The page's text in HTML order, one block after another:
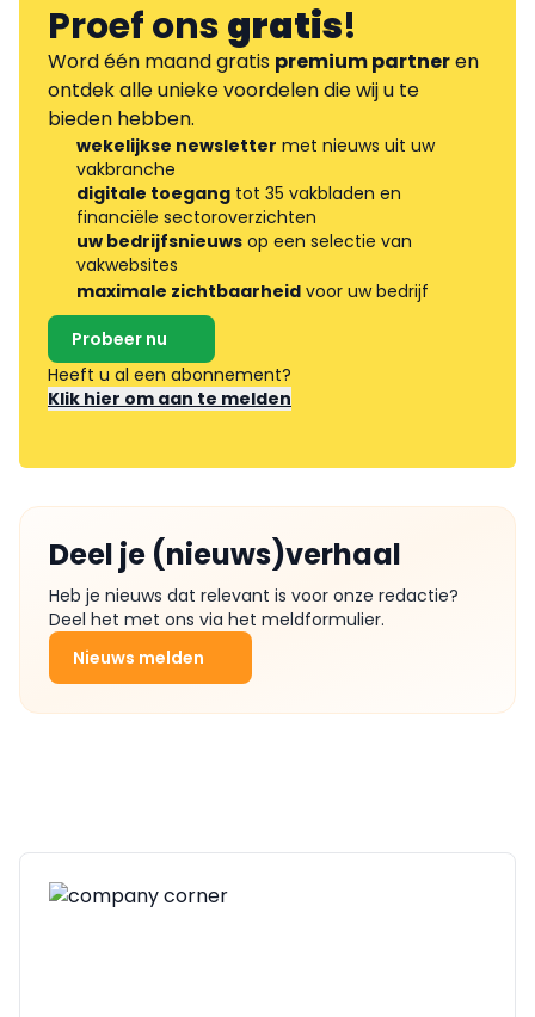
Proef onsgratis!
Word één maand gratis premium partneren
ontdek alle unieke voordelen die wij u te
bieden hebben.
wekelijkse newsletter met nieuws uit uw
vakbranche
digitale toegang tot 35 vakbladen en
financiële sectoroverzichten
uw bedrijfsnieuws op een selectie van
vakwebsites
maximale zichtbaarheid voor uw bedrijf
Probeer nu
Heeft u al een abonnement?
Klik hier om aan te melden
Deel je (nieuws)verhaal
Heb je nieuws dat relevant is voor onze redactie?
Deel het met ons via het meldformulier.
Nieuws melden